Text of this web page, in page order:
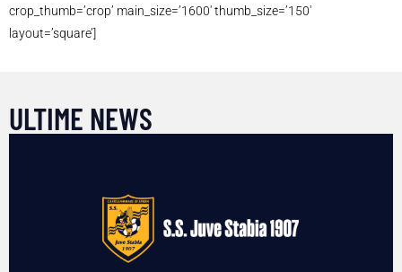
crop_thumb=’crop’ main_size=’1600′ thumb_size=’150′
layout=’square’]
ULTIME NEWS